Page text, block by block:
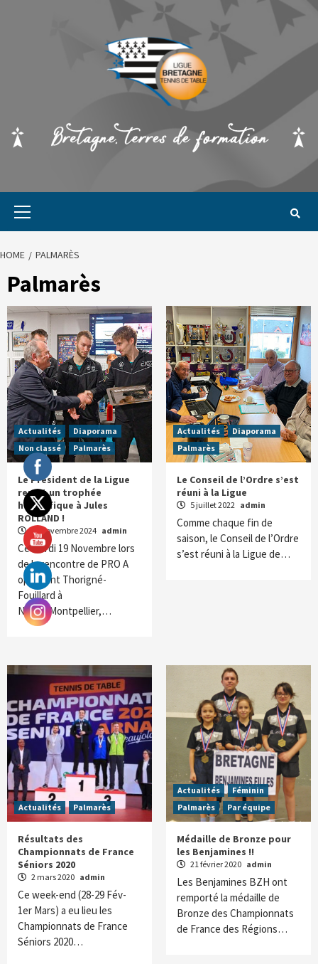
HOME PALMARÈS
Palmarès
Actualités
Diaporama
Non classé
Palmarès
Le Président de la Ligue
remet un trophée
honorifique à Jules
ROLLAND !
20 novembre 2024 admin
Ce mardi 19 Novembre lors
de la rencontre de PRO A
opposant Thorigné-
Fouillard à
Nîmes/Montpellier,…
Actualités
Diaporama
Palmarès
Le Conseil de l’Ordre s’est
réuni à la Ligue
5 juillet 2022 admin
Comme chaque fin de
saison, le Conseil de l’Ordre
s’est réuni à la Ligue de…
Actualités Palmarès
Résultats des
Championnats de France
Séniors 2020
2 mars 2020 admin
Ce week-end (28-29 Fév-
1er Mars) a eu lieu les
Championnats de France
Séniors 2020…
Actualités
Féminin
Palmarès
Par équipe
Médaille de Bronze pour
les Benjamines !!
21 février 2020 admin
Les Benjamines BZH ont
remporté la médaille de
Bronze des Championnats
de France des Régions…